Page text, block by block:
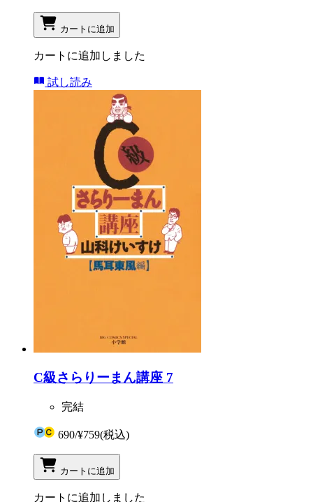
カートに追加
カートに追加しました
試し読み
C級さらりーまん講座 7
完結
690/¥759(税込)
カートに追加
カートに追加しました